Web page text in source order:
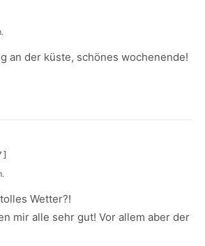
an der küste, schönes wochenende!
Wetter?!
mir alle sehr gut! Vor allem aber der